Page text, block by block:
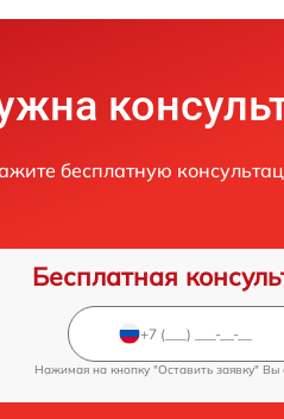
бесплатную
Бесплатная
Нажимая на кнопку "Оставить заявку" Вы